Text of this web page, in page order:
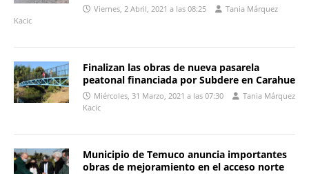
Viernes, 2 Abril, 2021 a las 08:25
Tania Márquez
Kacic
Finalizan las obras de nueva pasarela
peatonal financiada por Subdere en Carahue
Miércoles, 31 Marzo, 2021 a las 07:30
Tania Márquez
Kacic
Municipio de Temuco anuncia importantes
obras de mejoramiento en el acceso norte